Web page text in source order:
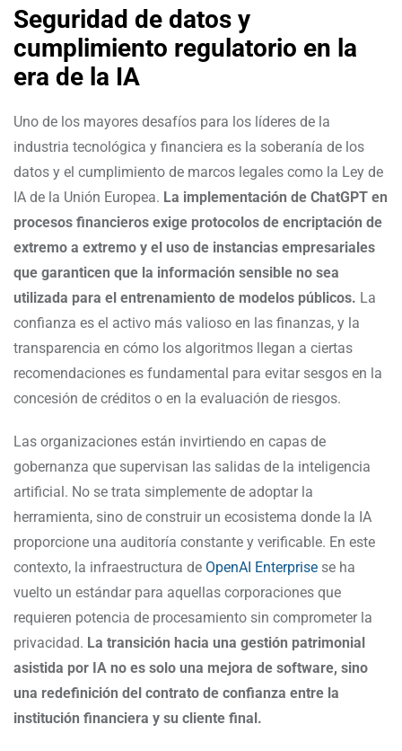
Seguridad de datos y
cumplimiento regulatorio en la
era de la IA
Uno de los mayores desafíos para los líderes de la
industria tecnológica y financiera es la soberanía de los
datos y el cumplimiento de marcos legales como la Ley de
IA de la Unión Europea. La implementación de ChatGPT en
procesos financieros exige protocolos de encriptación de
extremo a extremo y el uso de instancias empresariales
que garanticen que la información sensible no sea
utilizada para el entrenamiento de modelos públicos. La
confianza es el activo más valioso en las finanzas, y la
transparencia en cómo los algoritmos llegan a ciertas
recomendaciones es fundamental para evitar sesgos en la
concesión de créditos o en la evaluación de riesgos.
Las organizaciones están invirtiendo en capas de
gobernanza que supervisan las salidas de la inteligencia
artificial. No se trata simplemente de adoptar la
herramienta, sino de construir un ecosistema donde la IA
proporcione una auditoría constante y verificable. En este
contexto, la infraestructura de OpenAI Enterprise se ha
vuelto un estándar para aquellas corporaciones que
requieren potencia de procesamiento sin comprometer la
privacidad. La transición hacia una gestión patrimonial
asistida por IA no es solo una mejora de software, sino
una redefinición del contrato de confianza entre la
institución financiera y su cliente final.